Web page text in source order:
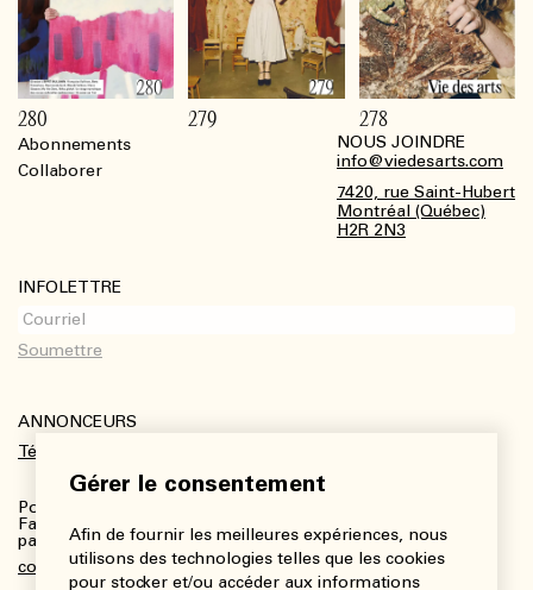
Gérer le consentement
Afin de fournir les meilleures expériences, nous
utilisons des technologies telles que les cookies
pour stocker et/ou accéder aux informations
Abonnements
Collaborer
NOUS JOINDRE
info@viedesarts.com
7420, rue Saint-Hubert
Montréal (Québec)
H2R 2N3
INFOLETTRE
ANNONCEURS
Télécharger le kit média
Pour plus de renseignements :
Fanny Charbonneau, Responsable des communications,
partenariats et publicités
communications@viedesarts.com
280 279 278